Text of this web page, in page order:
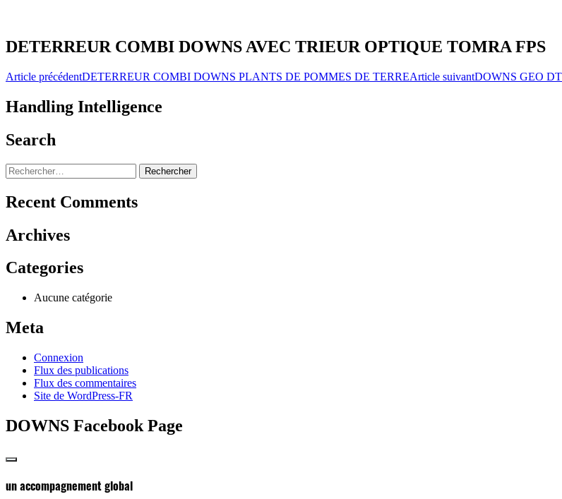
DETERREUR COMBI DOWNS AVEC TRIEUR OPTIQUE TOMRA FPS
Navigation
des
articles
Article précédentDETERREUR COMBI DOWNS PLANTS DE POMMES DE TERREArticle suivantDOWNS GEO
Handling Intelligence
Search
Rechercher :
Recent Comments
Archives
Categories
Aucune catégorie
Meta
Connexion
Flux des publications
Flux des commentaires
Site de WordPress-FR
DOWNS Facebook Page
un accompagnement global